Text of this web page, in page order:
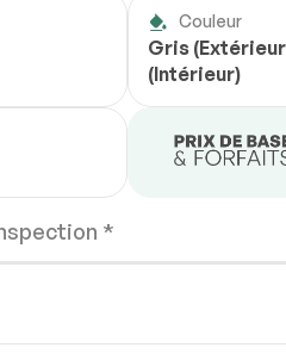
Couleur
Gris
(Intérieur)
*